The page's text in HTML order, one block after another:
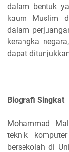
dalam bentuk
kaum Muslim
dalam
kerangka
dapat
Biografi Singkat
Mohammad
teknik
bersekolah di